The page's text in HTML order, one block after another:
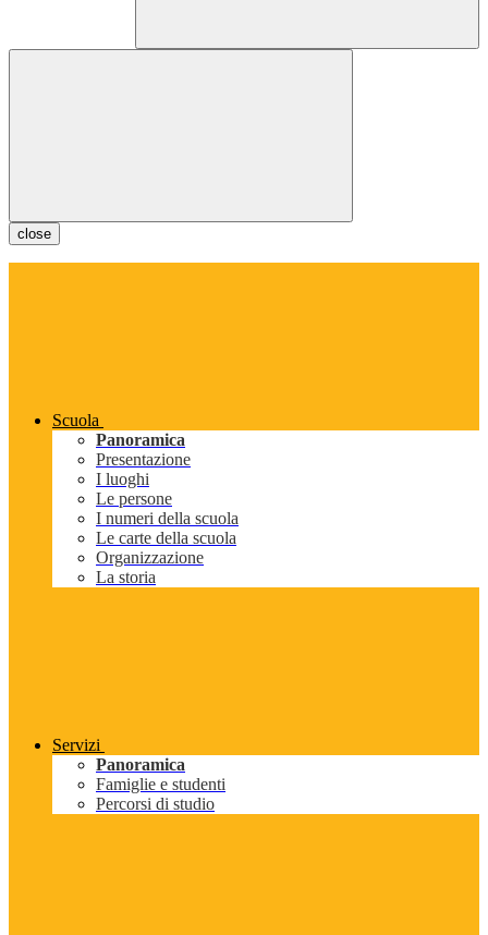
close
Scuola
Panoramica
Presentazione
I luoghi
Le persone
I numeri della scuola
Le carte della scuola
Organizzazione
La storia
Servizi
Panoramica
Famiglie e studenti
Percorsi di studio